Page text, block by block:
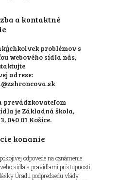
a kontaktné
problémov s
webového sídla nás,
adrese:
prevádzkovateľom
je Základná škola,
040 01 Košice.
konanie
odpovede na oznámenie
sídla s pravidlami prístupnosti
Úradu podpredsedu vlády